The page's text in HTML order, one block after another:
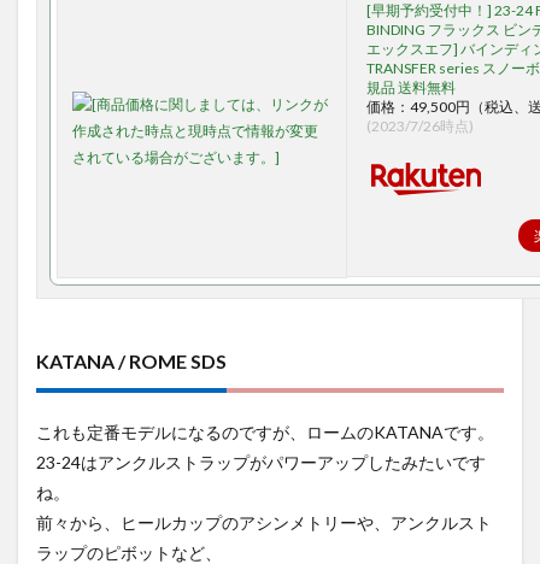
[早期予約受付中！] 23-24
BINDING フラックス ビン
エックスエフ] バインディ
TRANSFER series スノー
規品 送料無料
価格：49,500円（税込、
(2023/7/26時点)
KATANA / ROME SDS
これも定番モデルになるのですが、ロームのKATANAです。
23-24はアンクルストラップがパワーアップしたみたいです
ね。
前々から、ヒールカップのアシンメトリーや、アンクルスト
ラップのピボットなど、